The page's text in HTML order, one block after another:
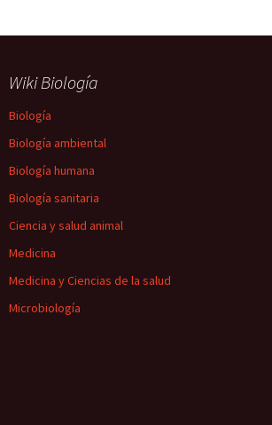
Wiki Biología
Biología
Biología ambiental
Biología humana
Biología sanitaria
Ciencia y salud animal
Medicina
Medicina y Ciencias de la salud
Microbiología